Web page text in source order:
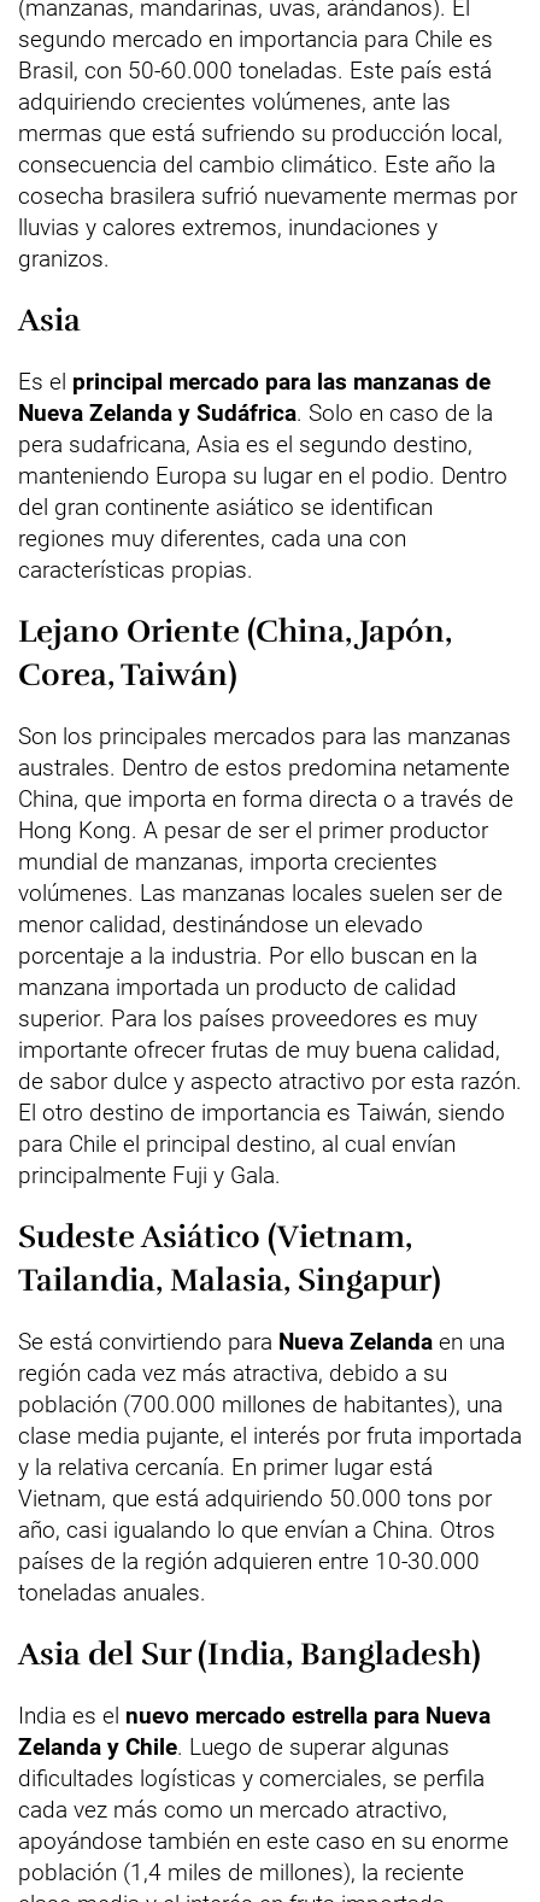
(manzanas, mandarinas, uvas, arándanos). El
segundo mercado en importancia para Chile es
Brasil, con 50-60.000 toneladas. Este país está
adquiriendo crecientes volúmenes, ante las
mermas que está sufriendo su producción local,
consecuencia del cambio climático. Este año la
cosecha brasilera sufrió nuevamente mermas por
lluvias y calores extremos, inundaciones y
granizos.
Asia
Es el principal mercado para las manzanas de
Nueva Zelanda y Sudáfrica. Solo en caso de la
pera sudafricana, Asia es el segundo destino,
manteniendo Europa su lugar en el podio. Dentro
del gran continente asiático se identifican
regiones muy diferentes, cada una con
características propias.
Lejano Oriente (China, Japón,
Corea, Taiwán)
Son los principales mercados para las manzanas
australes. Dentro de estos predomina netamente
China, que importa en forma directa o a través de
Hong Kong. A pesar de ser el primer productor
mundial de manzanas, importa crecientes
volúmenes. Las manzanas locales suelen ser de
menor calidad, destinándose un elevado
porcentaje a la industria. Por ello buscan en la
manzana importada un producto de calidad
superior. Para los países proveedores es muy
importante ofrecer frutas de muy buena calidad,
de sabor dulce y aspecto atractivo por esta razón.
El otro destino de importancia es Taiwán, siendo
para Chile el principal destino, al cual envían
principalmente Fuji y Gala.
Sudeste Asiático (Vietnam,
Tailandia, Malasia, Singapur)
Se está convirtiendo para Nueva Zelanda en una
región cada vez más atractiva, debido a su
población (700.000 millones de habitantes), una
clase media pujante, el interés por fruta importada
y la relativa cercanía. En primer lugar está
Vietnam, que está adquiriendo 50.000 tons por
año, casi igualando lo que envían a China. Otros
países de la región adquieren entre 10-30.000
toneladas anuales.
Asia del Sur (India, Bangladesh)
India es el nuevo mercado estrella para Nueva
Zelanda y Chile. Luego de superar algunas
dificultades logísticas y comerciales, se perfila
cada vez más como un mercado atractivo,
apoyándose también en este caso en su enorme
población (1,4 miles de millones), la reciente